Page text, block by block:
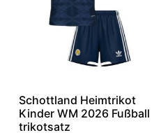
Schottland Heimtrikot
Kinder WM 2026 Fußball
trikotsatz